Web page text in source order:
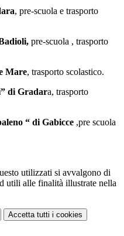
, pre-scuola e trasporto
, pre-scuola , trasporto
Mare, trasporto scolastico.
di Gradara, trasporto
“ di Gabicce ,pre scuola
utilizzati si avvalgono di
utili alle finalità illustrate nella
Accetta tutti i cookies